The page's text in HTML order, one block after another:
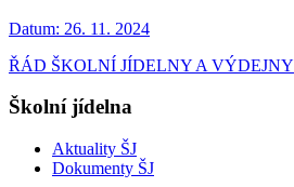
Datum: 26. 11. 2024
ŘÁD ŠKOLNÍ JÍDELNY A VÝDEJNY
Školní jídelna
Aktuality ŠJ
Dokumenty ŠJ